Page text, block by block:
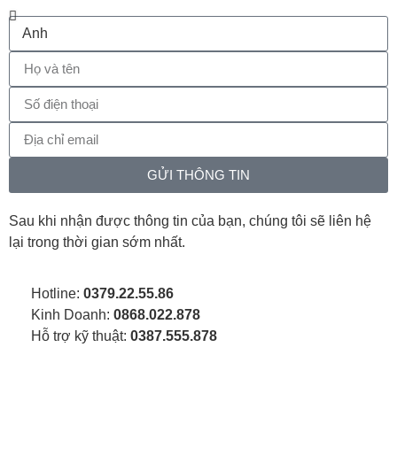
GỬI THÔNG TIN
Sau khi nhận được thông tin của bạn, chúng tôi sẽ liên hệ
lại trong thời gian sớm nhất.
Hotline: 0379.22.55.86
Kinh Doanh: 0868.022.878
Hỗ trợ kỹ thuật: 0387.555.878